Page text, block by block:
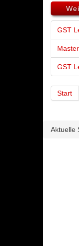
GST
GST
Start
Aktuelle